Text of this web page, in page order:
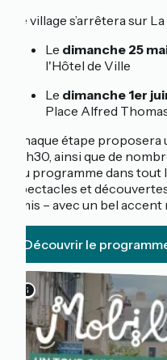
Le village s’arrêtera sur
Le
dimanche 25
l'Hôtel de Ville
Le
dimanche 1er
Place Alfred Thomas
Chaque étape proposera
18h30, ainsi que de
Au programme dans tout
spectacles et
amis – avec un bel
Découvrir le